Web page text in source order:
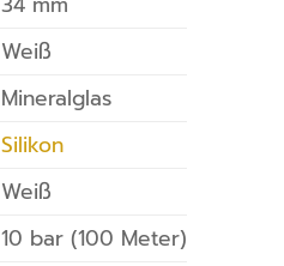
Weiß
Mineralglas
Silikon
Weiß
10 bar (100 Meter)